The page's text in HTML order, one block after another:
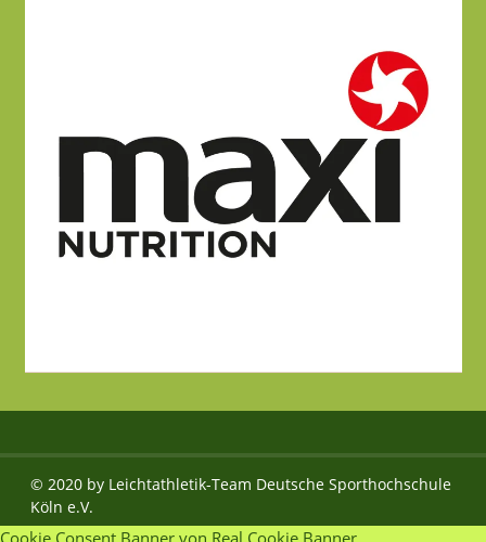
© 2020 by Leichtathletik-Team Deutsche Sporthochschule
Köln e.V.
Cookie Consent Banner von Real Cookie Banner